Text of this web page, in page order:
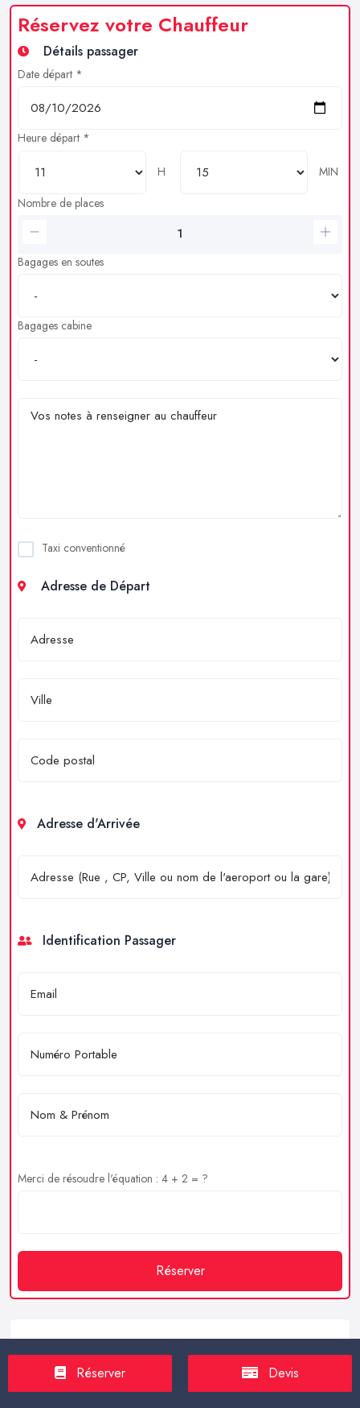
Réservez votre Chauffeur
Détails passager
Date départ *
Heure départ *
H
MIN
Nombre de places
Bagages en soutes
Bagages cabine
Taxi conventionné
Adresse de Départ
Adresse d'Arrivée
Identification Passager
Merci de résoudre l'équation : 4 + 2 = ?
Réserver
Service client
https://proxilive.fr
Réserver Devis